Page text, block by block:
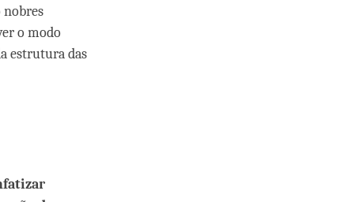
nobres
o modo
estrutura das